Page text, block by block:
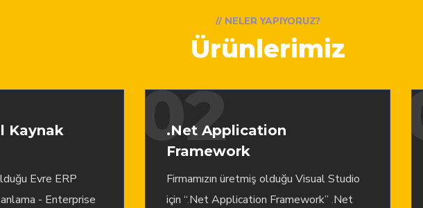
// NELER YAPIYORUZ?
Ürünlerimiz
Kaynak
Evre ERP
- Enterprise
02
.Net Application
Framework
Firmamızın üretmiş olduğu Visual Studio
için “.Net Application Framework” .Net